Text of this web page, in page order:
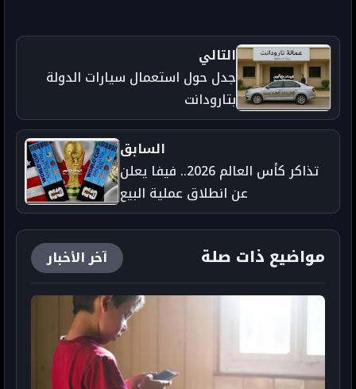
التالي
جدل حول استعمال سيارات الدولة
بتارودانت
السابق
تذاكر كأس العالم 2026.. فيفا يعلن
عن انطلاق عملية البيع
مواضيع ذات صلة آخر الأخبار